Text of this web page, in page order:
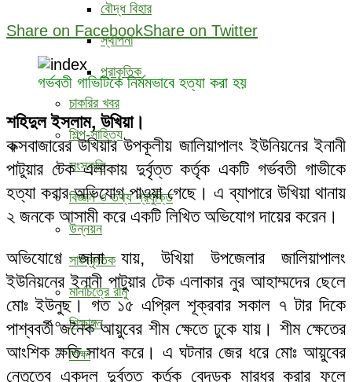
বৌদ্ধ ‍বিহার
স্থাপনা
প্রাকৃতিক
চাকরির খবর
শিল্প-সাহিত্য
সংস্কৃতি
বিজ্ঞান ও তথ্য প্রযুক্তি
উন্নয়ন
সাংস্কৃতিক
মানচিত্রে রামু
শিক্ষাঙ্গন
শিক্ষা
Share on FacebookShare on Twitter
গর্ভবতী গাভিটিকে নির্মমভাবে হত্যা করা হয়
শহিদুল ইসলাম, উখিয়া।
কক্সবাজারের উখিয়ার উপকূলীয় জালিয়াপালং ইউনিয়নের ইনানী
পাটুয়ার টেক এলাকায় দুর্বৃত্ত কর্তৃক একটি গর্ভবতী গাভীকে
হত্যা করার অভিযোগ পাওয়া গেছে। এ ব্যাপারে উখিয়া থানায়
২ জনকে আসামী করে একটি লিখিত অভিযোগ দায়ের করেন।
অভিযোগে জানা যায়, উখিয়া উপজেলার জালিয়াপালং
ইউনিয়নের ইনানী পাটুয়ার টেক এলাকার নুর আহাম্মদের ছেলে
মোঃ ইউনুছ। গত ১৫ এপ্রিল শূক্রবার সকাল ৭ টার দিকে
পাশ্ববর্তী জনৈক আয়ুবের শীম ক্ষেতে ঢুকে যায়। শীম ক্ষেতের
আংশিক ক্ষতি সাধন করে। এ ঘটনার জের ধরে মোঃ আয়ুবের
নেতৃত্বে একদল দুর্বৃত্ত কর্তৃক বেদড়ক মারধর করার ফলে